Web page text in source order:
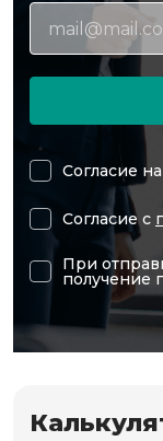
Согласие
Согласие с
При
получение